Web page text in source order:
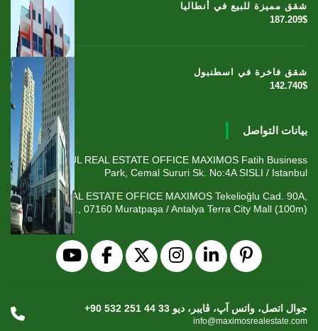
شقق مميزة للبيع في أنطاليا
187.209$
شقق فاخرة في اسطنبول
142.740$
بيانات التواصل
ISTANBUL REAL ESTATE OFFICE MAXIMOS Fatih Business
Park, Cemal Sururi Sk. No:4A SISLI / Istanbul
ANTALYA REAL ESTATE OFFICE MAXIMOS Tekelioğlu Cad. 90A,
Fener Mah., 07160 Muratpaşa / Antalya Terra City Mall (100m)
+90 532 251 44 33 جوال اتصل، واتس آپ، ڤايبر، ديو
info@maximosrealestate.com